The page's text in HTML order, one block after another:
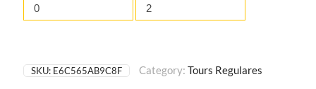
SKU: E6C565AB9C8F Category: Tours Regulares